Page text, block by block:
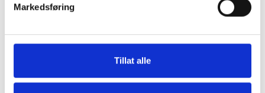
Markedsføring
Tillat alle
Post- og leveringsadresse
Vadset Tre AS
Furlivegen 118
Kjørebeskrivelse